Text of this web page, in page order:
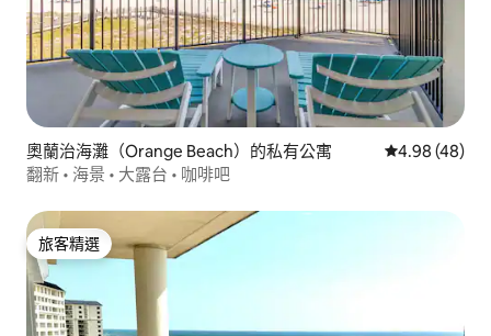
奧蘭治海灘（Orange Beach）的私有公寓 從 48 則評價
4.98 (48)
翻新 • 海景 • 大露台 • 咖啡吧
旅客精選
旅客精選